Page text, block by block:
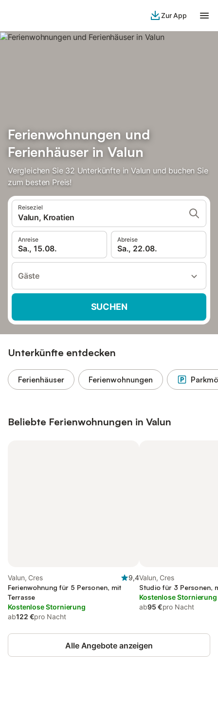
Zur App
Ferienwohnungen und
Ferienhäuser in Valun
Vergleichen Sie 32 Unterkünfte in Valun und buchen Sie
zum besten Preis!
Reiseziel
Valun, Kroatien
Anreise
Sa., 15.08.
Abreise
Sa., 22.08.
Gäste
SUCHEN
Unterkünfte entdecken
Ferienhäuser Ferienwohnungen
Beliebte Ferienwohnungen in Valun
Valun, Cres
9,4
Ferienwohnung für 5 Personen, mit
Terrasse
Kostenlose Stornierung
ab122 €pro Nacht
Valun, Cres
Studio für 3 Personen,
Kostenlose Stornierung
ab95 €pro Nacht
Alle Angebote anzeigen